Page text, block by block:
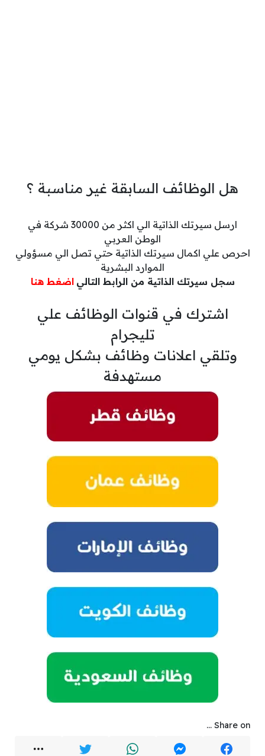
هل الوظائف السابقة غير مناسبة ؟
ارسل سيرتك الذاتية الي اكثر من 30000 شركة في
الوطن العربي
احرص علي اكمال سيرتك الذاتية حتي تصل الي مسؤولي
الموارد البشرية
سجل سيرتك الذاتية من الرابط التالي اضغط هنا
اشترك في قنوات الوظائف علي
تليجرام
وتلقي اعلانات وظائف بشكل يومي
مستهدفة
Share on ...